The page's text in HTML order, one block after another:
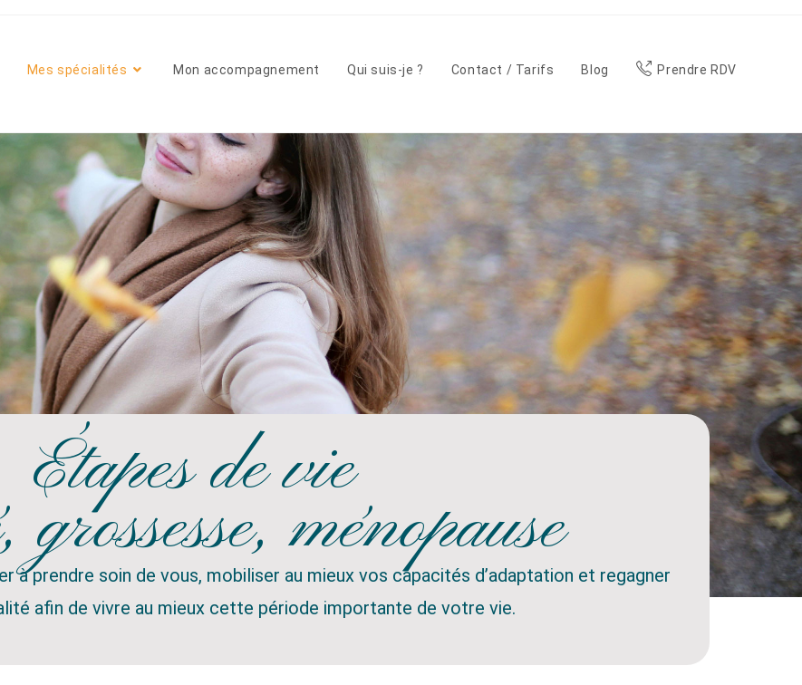
Mes spécialités Mon accompagnement Qui suis-je ? Contact / Tarifs Blog Prendre RDV
Étapes de vie
grossesse, ménopause
à prendre soin de vous, mobiliser au mieux vos capacités d’adaptation et regagner
afin de vivre au mieux cette période importante de votre vie.